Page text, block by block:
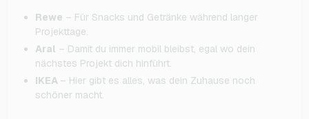
Rewe – Für Snacks und Getränke während langer
Projekttage.
Aral – Damit du immer mobil bleibst, egal wo dein
nächstes Projekt dich hinführt.
IKEA – Hier gibt es alles, was dein Zuhause noch
schöner macht.